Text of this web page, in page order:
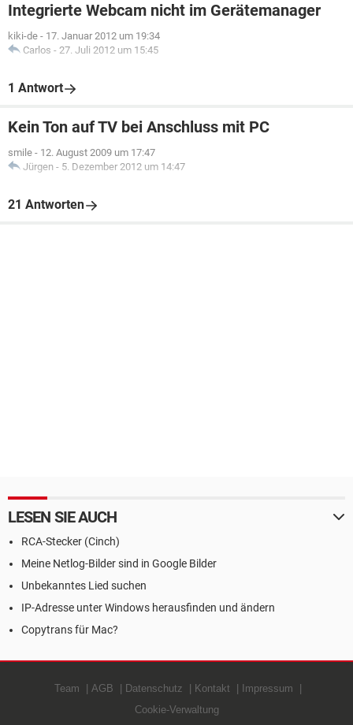
Integrierte Webcam nicht im Gerätemanager
kiki-de - 17. Januar 2012 um 19:34
Carlos - 27. Juli 2012 um 15:45
1 Antwort
Kein Ton auf TV bei Anschluss mit PC
smile - 12. August 2009 um 17:47
Jürgen - 5. Dezember 2012 um 14:47
21 Antworten
LESEN SIE AUCH
RCA-Stecker (Cinch)
Meine Netlog-Bilder sind in Google Bilder
Unbekanntes Lied suchen
IP-Adresse unter Windows herausfinden und ändern
Copytrans für Mac?
Team AGB Datenschutz Kontakt
Impressum
Cookie-Verwaltung